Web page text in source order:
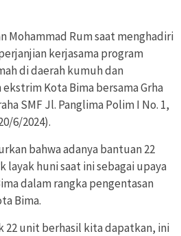
Mohammad Rum saat menghadiri
kerjasama program
di daerah kumuh dan
Kota Bima bersama Grha
SMF Jl. Panglima Polim I No. 1,
6/2024).
bahwa adanya bantuan 22
huni saat ini sebagai upaya
dalam rangka pengentasan
Bima.
22 unit berhasil kita dapatkan, ini